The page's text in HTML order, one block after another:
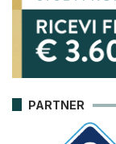
PARTNER